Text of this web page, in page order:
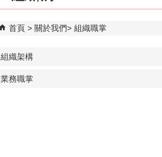
首頁 關於我們 組織職掌
組織架構
業務職掌